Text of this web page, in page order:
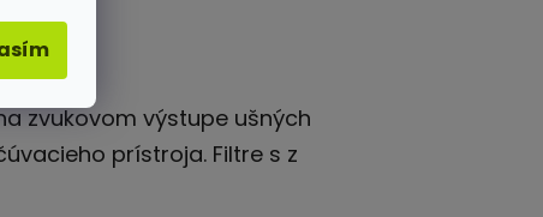
zvukovom výstupe ušných
prístroja. Filtre s z